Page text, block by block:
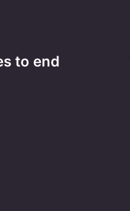
to end